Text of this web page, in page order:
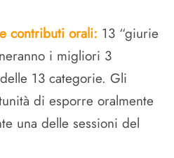
contributi orali: 13 “giurie
i migliori 3
13 categorie. Gli
di esporre oralmente
una delle sessioni del